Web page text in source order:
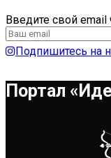
Введите свой email
Подпишитесь на
Портал